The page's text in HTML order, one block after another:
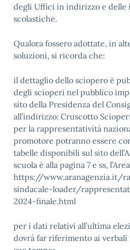
degli Uffici in indirizzo e delle
scolastiche.
Qualora fossero adottate, in
soluzioni, si ricorda che:
il dettaglio dello sciopero è
degli scioperi nel pubblico
sito della Presidenza del
all’indirizzo: Cruscotto
per la rappresentatività
promotore potranno essere
tabelle disponibili sul sito
scuola è alla pagina 7 e ss,
https://www.aranagenzia.it/
sindacale-loader/
2024-finale.html
per i dati relativi all’ultima
dovrà far riferimento ai verbali